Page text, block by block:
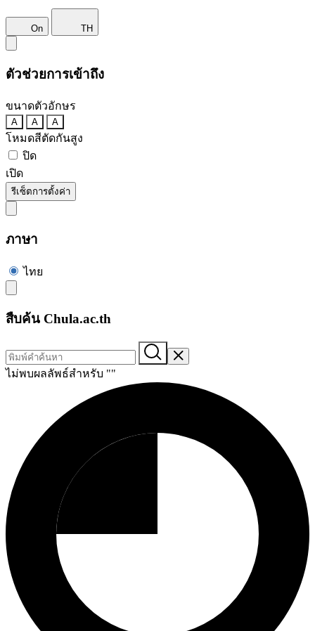
On TH
ตัวช่วยการเข้าถึง
ขนาดตัวอักษร
A A A
โหมดสีตัดกันสูง
ปิด
เปิด
รีเซ็ตการตั้งค่า
ภาษา
ไทย
สืบค้น Chula.ac.th
ไม่พบผลลัพธ์สำหรับ ""